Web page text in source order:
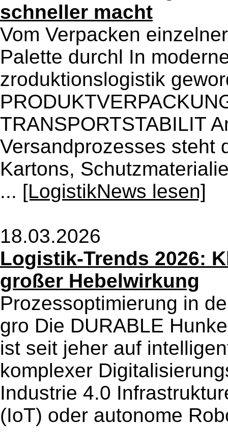
schneller macht
Vom Verpacken
Palette durchl In
zroduktionslogistik
TRANSPORTSTABILIT
Versandprozesses steht
Kartons,
... [LogistikNews lesen]
18.03.2026
Logistik-Trends 2026:
großer Hebelwirkung
Prozessoptimierung in
gro Die DURABLE
ist seit jeher auf
komplexer
Industrie 4.0
(IoT) oder autonome